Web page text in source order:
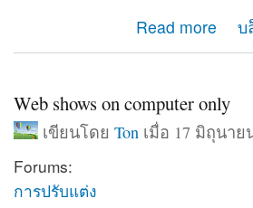
Read more
about เมื่อเพจโดนแฮก เพจถูกแฮก จ
บ
Web shows on computer only
เขียนโดย Ton เมื่อ 17 มิถุนาย
Forums:
การปรับแต่ง